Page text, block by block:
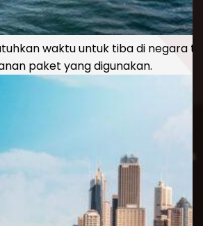
waktu untuk tiba di negara
paket yang digunakan.